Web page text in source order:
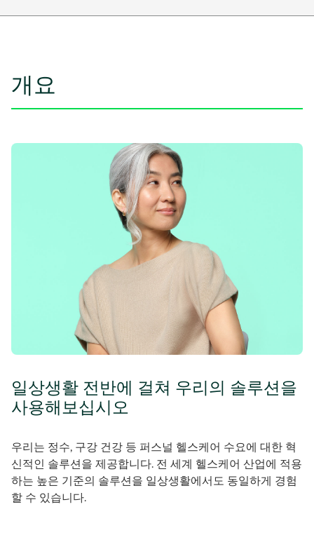
개요
일상생활 전반에 걸쳐 우리의 솔루션을
사용해보십시오​
우리는 정수, 구강 건강 등 퍼스널 헬스케어 수요에 대한 혁
신적인 솔루션을 제공합니다. 전 세계 헬스케어 산업에 적용
하는 높은 기준의 솔루션을 일상생활에서도 동일하게 경험
할 수 있습니다.​